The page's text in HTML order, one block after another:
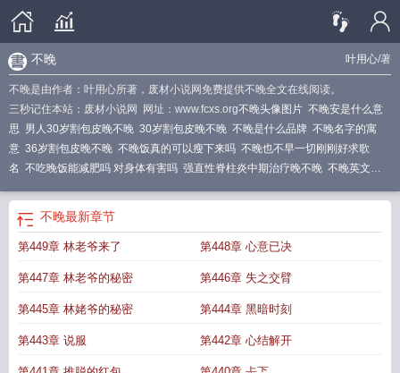
叶用心/著
不晚
不晚是由作者：叶用心所著，废材小说网免费提供不晚全文在线阅读。
三秒记住本站：废材小说网 网址：www.fcxs.org不晚头像图片 不晚安是什么意
思 男人30岁割包皮晚不晚 30岁割包皮晚不晚 不晚是什么品牌 不晚名字的寓
意 36岁割包皮晚不晚 不晚饭真的可以瘦下来吗 不晚也不早一切刚刚好求歌
名 不吃晚饭能减肥吗 对身体有害吗 强直性脊柱炎中期治疗晚不晚 不晚英文翻
不晚的繁体字
区别
女装是加盟店吗不晚了是什么意思 不晚屋改名之后叫什么
不晚
不晚intime能容纳多少人 不晚修理店 不晚是什么意思
么不晚季 14岁割包皮晚不晚 不晚英文23岁学什么技术不晚
体有害吗不晚于5号是什么意思 不晚于不晚logo设计34岁割包皮晚不晚
女装是名牌吗不晚歌词 不晚这个名字的寓意是不晚的反义词
不晚最新章节
第449章 林老爷来了 第448章 心意已决
第447章 林老爷的秘密 第446章 失之交臂
第445章 林姥爷的秘密 第444章 黑暗时刻
第443章 说服 第442章 心结解开